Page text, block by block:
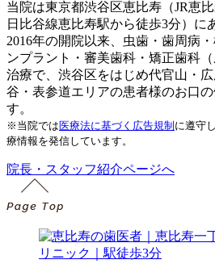
当院は東京都渋谷区恵比寿（JR恵
日比谷線恵比寿駅から徒歩3分）に
2016年の開院以来、虫歯・歯周病
ンプラント・審美歯科・矯正歯科
治療で、渋谷区をはじめ代官山・
谷・表参道エリアの患者様のお口
す。
※当院では医療法に基づく広告規制 に遵守
療情報を発信しています。
院長・スタッフ紹介ページへ